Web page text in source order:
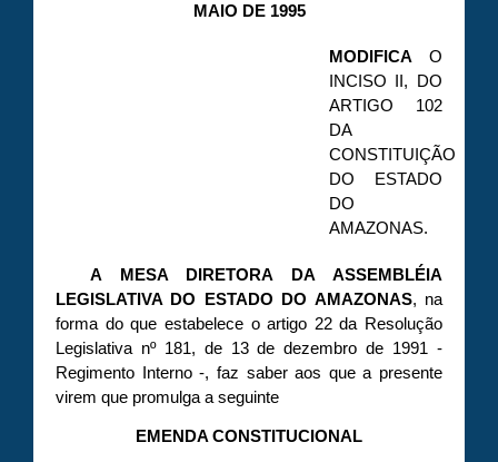
MAIO DE 1995
MODIFICAO
INCISO II, DO
ARTIGO 102
DA
CONSTITUIÇÃO
DO ESTADO
DO
AMAZONAS.
A MESA DIRETORA DA ASSEMBLÉIA
LEGISLATIVA DO ESTADO DO AMAZONAS, na
forma do que estabelece o artigo 22 da Resolução
Legislativa nº 181, de 13 de dezembro de 1991 -
Regimento Interno -, faz saber aos que a presente
virem que promulga a seguinte
EMENDA CONSTITUCIONAL